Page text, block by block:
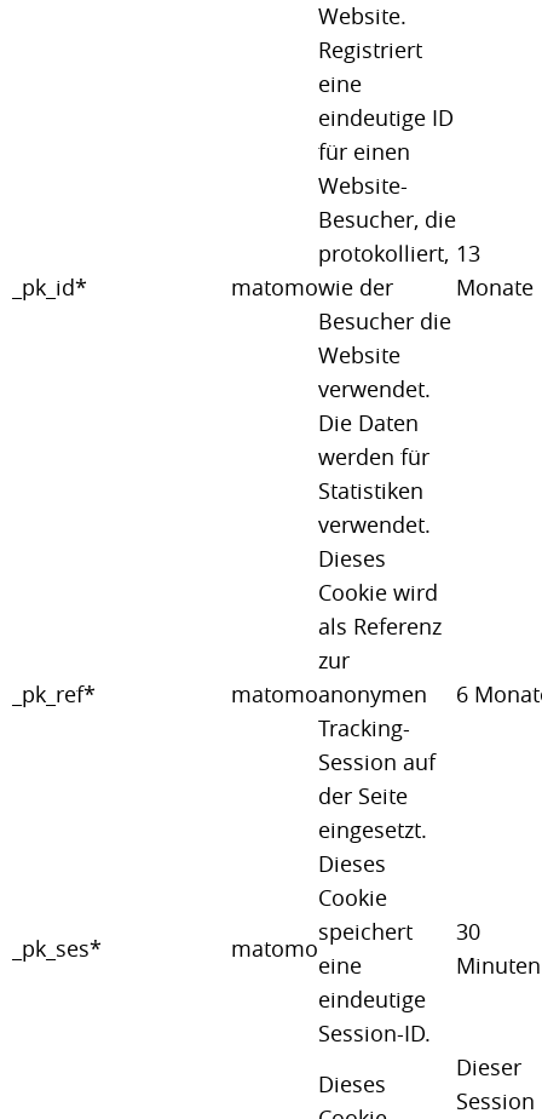
Website.
_pk_id* matomo
Registriert
eine
eindeutige ID
für einen
Website-
Besucher, die
protokolliert,
wie der
Besucher die
Website
verwendet.
Die Daten
werden für
Statistiken
verwendet.
13
Monate
_pk_ref* matomo
Dieses
Cookie wird
als Referenz
zur
anonymen
Tracking-
Session auf
der Seite
eingesetzt.
6
_pk_ses* matomo
Dieses
Cookie
speichert
eine
eindeutige
Session-ID.
30
Minuten
Dieses
Dieser
Session